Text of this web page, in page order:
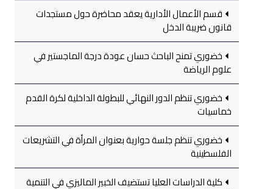
قسم الأعمال الأدارية يعقد محاضرة حول مستجدات
قانون ضريبة الدخل
خضوري تمنح الباحث حسان عودة درجة الماجستير في
علوم الرياضة
خضوري تنظم الدور النهائي للبطولة الداخلية لكرة القدم
خماسيات
خضوري تنظم جلسة حوارية بعنوان المرأة في التشريعات
الفلسطينية
كلية الدراسات العليا تستضيف الخبير الماليزي في التنمية